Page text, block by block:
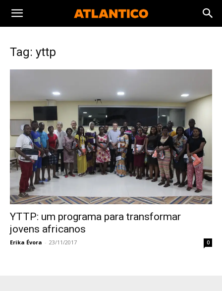
Tag: yttp
YTTP: um programa para transformar
jovens africanos
Erika Évora - 23/11/2017 0